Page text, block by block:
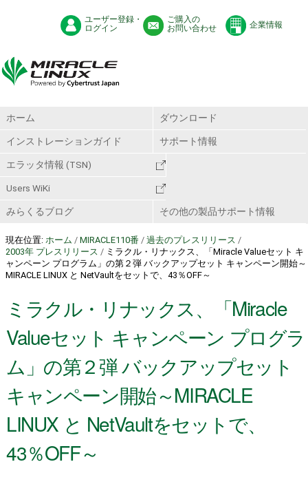
ユーザー登録・
ログイン
ご購入の
お問い合わせ
企業情報
ホーム ダウンロード
インストレーションガイド サポート情報
エラッタ情報 (TSN)
Users WiKi
みらくるブログ その他の製品サポート情報
現在位置: ホーム / MIRACLE110番 / 過去のプレスリリース /
2003年 プレスリリース / ミラクル・リナックス、「Miracle Valueセット キ
ャンペーン プログラム」の第２弾 バックアップセット キャンペーン開始～
MIRACLE LINUX と NetVaultをセットで、43％OFF～
ミラクル・リナックス、「Miracle
Valueセット キャンペーン プログラ
ム」の第２弾 バックアップセット
キャンペーン開始～MIRACLE
LINUX と NetVaultをセットで、
43％OFF～